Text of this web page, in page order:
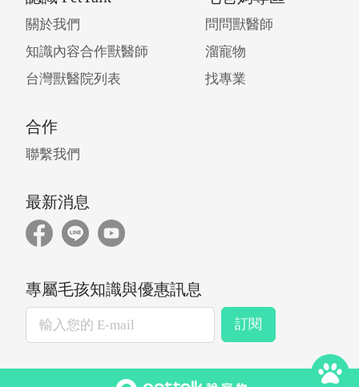
關於我們
知識內容合作獸醫師
台灣獸醫院列表
問問獸醫師
溜寵物
找專業
合作
聯繫我們
最新消息
專屬毛孩知識與優惠訊息
訂閱